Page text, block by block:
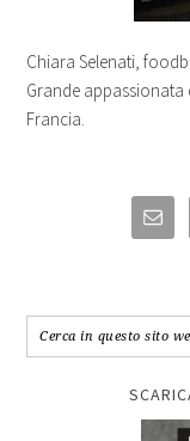
Chiara Selenati,
Grande
Francia.